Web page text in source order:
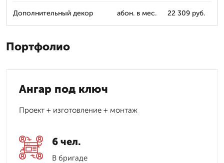
Дополнительный декор абон. в мес. 22 309 руб.
Портфолио
Ангар под ключ
Проект + изготовление + монтаж
6 чел.
В бригаде